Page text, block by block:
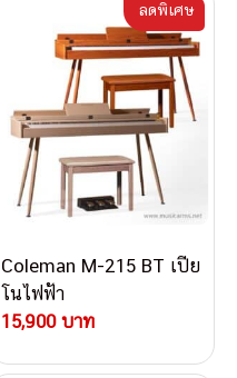
Coleman M-215 BT เปีย
โนไฟฟ้า
15,900 บาท
ลดพิเศษ